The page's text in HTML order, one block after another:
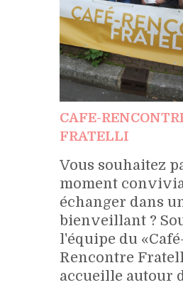
CAFE-
FRATELLI
Vous souhaitez
moment
échanger dans
bienveillant ?
l'équipe du
Rencontre
accueille autour